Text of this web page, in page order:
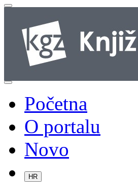
Početna
O portalu
Novo
HR